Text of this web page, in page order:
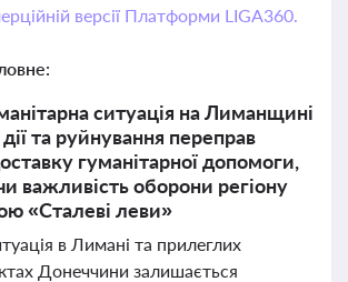
версії Платформи LIGA360.
ситуація на Лиманщині
та руйнування переправ
гуманітарної допомоги,
важливість оборони регіону
«Сталеві леви»
в Лимані та прилеглих
Донеччини залишається